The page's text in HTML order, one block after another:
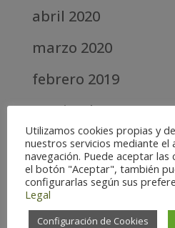
abril 2020
marzo 2020
febrero 2019
septiembre 2018
Categories
Alta
Alta Montaña
Utilizamos cookies propias y
nuestros servicios mediante el
navegación. Puede aceptar las
el botón "Aceptar", también
configurarlas según sus
Legal
Configuración de Cookies